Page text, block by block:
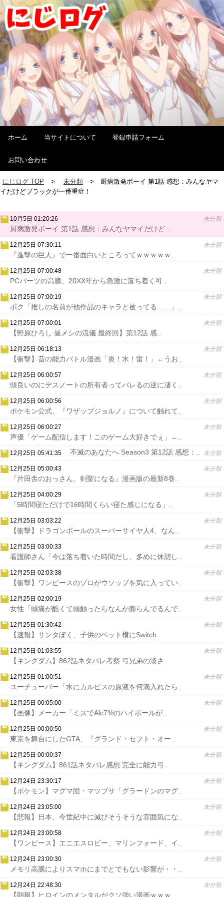
ホーム 当サイトについて 登録申請フォーム
お問い合わせ
にじログ TOP 未分類
厨病激発ボーイ 第1話 感想：みんなヤマ
イだけどブラックが一番重症！
10月5日 01:20:26 未分類
厨病激発ボーイ 第1話 感想：みんなヤマイだけど..
12月25日 07:30:11 未分類
『進撃の巨人』で一番面白いところってｗｗｗｗｗ..
12月25日 07:00:48 未分類
PCパーツの高騰、20XX年から急激に落ち着く可..
12月25日 07:00:19 未分類
ボク「推しの名前が他作品のキャラと被ってる……」..
12月25日 07:00:01 未分類
【野原ひろし 昼メシの流儀 最終回】第12話 感..
12月25日 06:18:13 未分類
【衝撃】昔の能力バトル漫画「炎！水！雷！」←うお..
12月25日 06:00:57 未分類
頭良いのにデスノートの所有者ってバレるの逆に凄く..
12月25日 06:00:56 未分類
ポケモン公式、『ワザップジョルノ』について触れて..
12月25日 06:00:27 未分類
声優「ゲーム配信します！このゲーム大好きでぇ」←..
12月25日 05:41:35 未分類
不滅のあなたへ Season3 第12話 感想：..
12月25日 05:00:43 未分類
『片田舎のおっさん、剣聖になる』漫画版の最新8巻..
12月25日 04:00:29 未分類
「5時間寝ただけで16時間くらい寝た感じになる」..
12月25日 03:03:22 未分類
【衝撃】ドラゴンボールのスーパーサイヤ人4、なん..
12月25日 03:00:33 未分類
看護師さん「今は落ち着いた時間だし、多めに休憩し..
12月25日 02:03:38 未分類
【衝撃】ワンピースのゾロがウソップを気に入ってい..
12月25日 02:00:19 未分類
女性「頭痛が酷くて頭触ったらなんか膨らんでるんで..
12月25日 01:30:42 未分類
【速報】サンタぼく、子供のベット横にSwitch..
12月25日 01:03:55 未分類
【キングダム】862話ネタバレ考察 弓兄弟の淡さ..
12月25日 01:00:51 未分類
ユーチューバー「水にカルピスの原液を何滴入れたら..
12月25日 00:05:00 未分類
【画像】メーカー「ミスでAlc7%のハイボールが..
12月25日 00:00:50 未分類
東京を舞台にしたGTA、『グランド・セフト・オー..
12月25日 00:00:37 未分類
【キングダム】861話ネタバレ感想 完全に能力弓..
12月24日 23:30:17 未分類
【ポケモン】マグマ団・マツブサ「グラードンのマグ..
12月24日 23:05:00 未分類
【悲報】日本、今世紀中に滅びそうそうな雰囲気にな..
12月24日 23:00:58 未分類
【ワンピース】エニエスロビー、マリンフォード、イ..
12月24日 23:00:30 未分類
メモリ高騰によりスマホにまでとでもない影響が・・..
12月24日 22:48:30 未分類
【朗報】ヒロインのメンタルがクソ強い漫画ｗｗｗ..